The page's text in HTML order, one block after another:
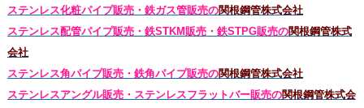
ステンレス化粧パイプ販売・鉄ガス管販売の関根鋼管株式会社
ステンレス配管パイプ販売・鉄STKM販売・鉄STPG販売の関根鋼管株式
会社
ステンレス角パイプ販売・鉄角パイプ販売の関根鋼管株式会社
ステンレスアングル販売・ ステンレスフラットバー販売の関根鋼管株式会